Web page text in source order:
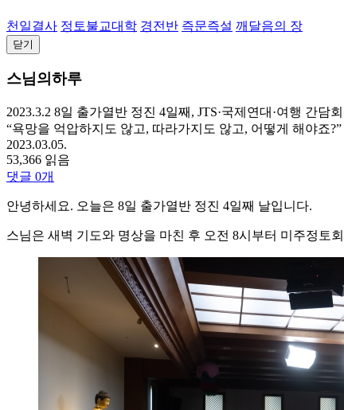
천일결사 정토불교대학 경전반 즉문즉설 깨달음의 장
닫기
스님의하루
2023.3.2 8일 출가열반 정진 4일째, JTS·국제연대·여행 간담회
“욕망을 억압하지도 않고, 따라가지도 않고, 어떻게 해야죠?”
2023.03.05.
53,366 읽음
댓글 0개
안녕하세요. 오늘은 8일 출가열반 정진 4일째 날입니다.
스님은 새벽 기도와 명상을 마친 후 오전 8시부터 미주정토